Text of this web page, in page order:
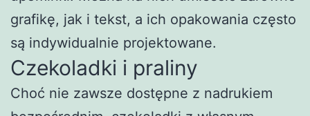
grafikę, jak i tekst, a ich opakowania często
są indywidualnie projektowane.
Czekoladki i praliny
Choć nie zawsze dostępne z nadrukiem